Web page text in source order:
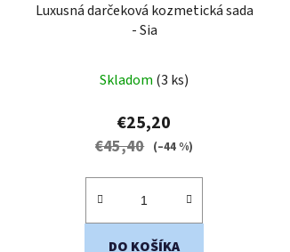
Luxusná darčeková kozmetická sada
- Sia
hodnotenie
produktu
je
5
Skladom (3 ks)
€25,20
€45,40 (–44 %)
DO KOŠÍKA